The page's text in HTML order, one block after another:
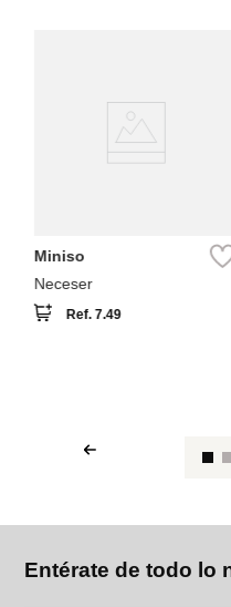
Miniso
Neceser
Ref.7.49
Entérate de todo lo